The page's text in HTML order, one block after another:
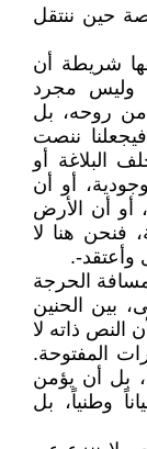
حين ننتقل
شريطة أن
وليس مجرد
روحه، بل
ننصت
البلاغة أو
أو أن
أو أن الأرض
فنحن هنا لا
وأعتقد-.
الحرجة
بين الحنين
النص ذاته لا
المفتوحة.
بل أن يؤمن
وطنياً، بل